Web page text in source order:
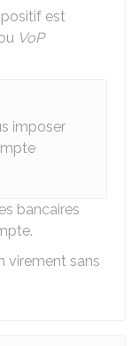
est
VoP
imposer
bancaires
virement sans